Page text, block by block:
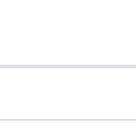
können liegt dem